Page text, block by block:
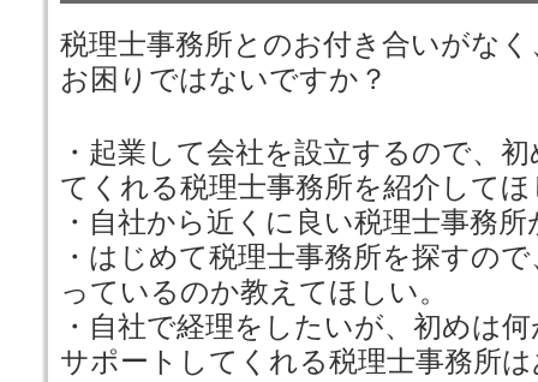
税理士事務所とのお付き合いがな
お困りではないですか？
・起業して会社を設立するので、
てくれる税理士事務所を紹介して
・自社から近くに良い税理士事務
・はじめて税理士事務所を探すの
っているのか教えてほしい。
・自社で経理をしたいが、初めは
サポートしてくれる税理士事務所